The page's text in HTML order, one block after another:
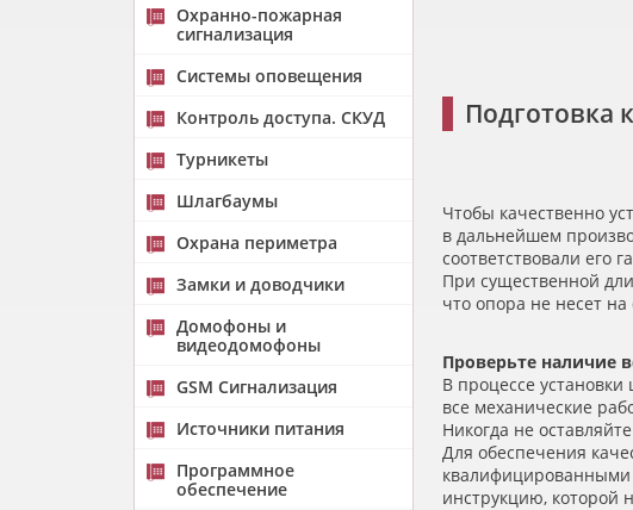
Охранно-пожарная
сигнализация
Системы оповещения
Контроль доступа. СКУД
Турникеты
Шлагбаумы
Охрана периметра
Замки и доводчики
Домофоны и
видеодомофоны
GSM Сигнализация
Источники питания
Программное
обеспечение
Подготовка
Чтобы качественно
в дальнейшем
соответствовали его
При существенной
что опора не несет
Проверьте наличие
В процессе
все механические
Никогда не
Для обеспечения
квалифицированными
инструкцию, которой